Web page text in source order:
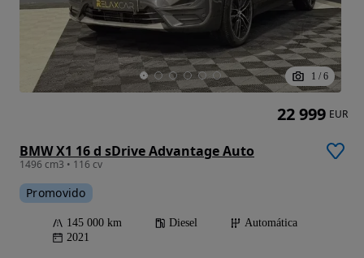
1 / 6
BMW X1 16 d sDrive Advantage Auto
1496 cm3 • 116 cv
Promovido
145 000 km Diesel
Automática
2021
22 999 EUR